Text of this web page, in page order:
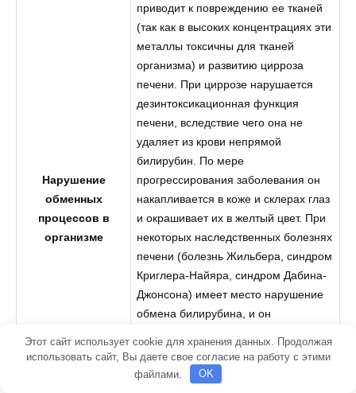
Нарушение
обменных
процессов в
организме
приводит к повреждению ее тканей
(так как в высоких концентрациях эти
металлы токсичны для тканей
организма) и развитию цирроза
печени. При циррозе нарушается
дезинтоксикационная функция
печени, вследствие чего она не
удаляет из крови непрямой
билирубин. По мере
прогрессирования заболевания он
накапливается в коже и склерах глаз
и окрашивает их в желтый цвет. При
некоторых наследственных болезнях
печени (болезнь Жильбера, синдром
Криглера-Найяра, синдром Дабина-
Джонсона) имеет место нарушение
обмена билирубина, и он
периферических тканях (коже и
склерах глаз). При амилоидозе
Этот сайт использует cookie для хранения данных. Продолжая
использовать сайт, Вы даете свое согласие на работу с этими
файлами.
OK